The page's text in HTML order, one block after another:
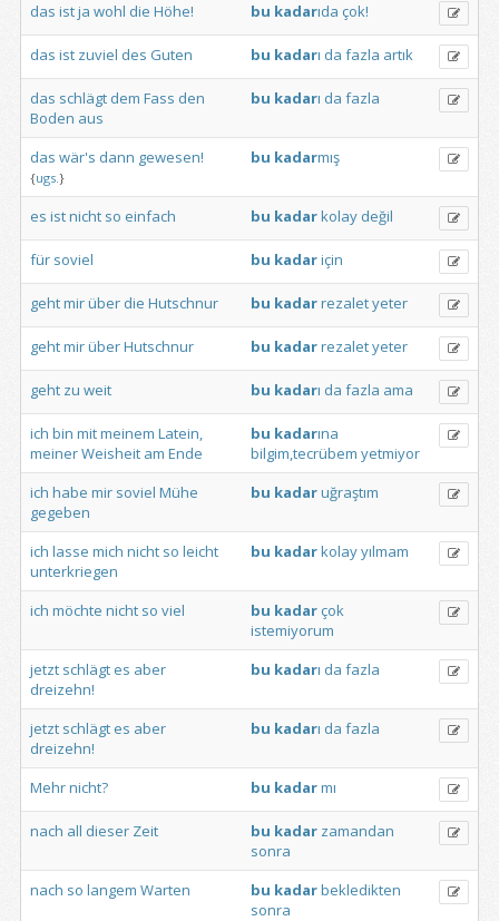
das istja wohl die Höhe! bu kadarıda çok!
das ist zuviel des Guten bu kadarı da fazla artık
das schlägt dem Fass den
Boden aus
bu kadarı da fazla
das wär's dann gewesen!
{ugs.}
bu kadarmış
es istnicht so einfach bu kadarkolay değil
für soviel bu kadariçin
gehtmirüber die Hutschnur bu kadarrezaletyeter
gehtmirüberHutschnur bu kadarrezaletyeter
geht zu weit bu kadarı da fazla ama
ich bin mitmeinem Latein,
meinerWeisheit am Ende
bu kadarına
bilgim,tecrübem yetmiyor
ich habe mir soviel Mühe
gegeben
bu kadaruğraştım
ich lasse mich nicht so leicht
unterkriegen
bu kadarkolayyılmam
ich möchte nicht so viel bu kadar çok
istemiyorum
jetzt schlägt es aber
dreizehn!
bu kadarı da fazla
jetzt schlägt es aber
dreizehn!
bu kadarı da fazla
Mehrnicht? bu kadarmı
nach all dieser Zeit bu kadar zamandan
sonra
nach so langem Warten bu kadarbekledikten
sonra